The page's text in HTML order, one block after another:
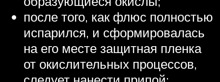
после того, как флюс полностью
испарился, и сформировалась
на его месте защитная пленка
от окислительных процессов,